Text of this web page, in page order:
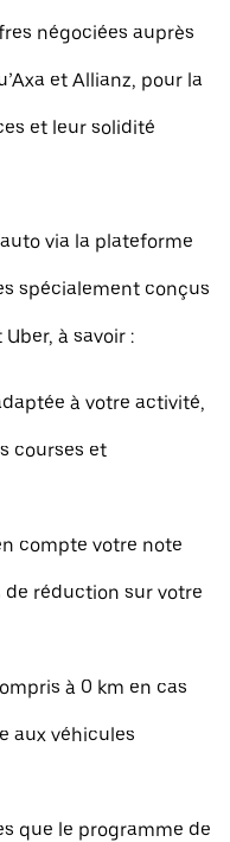
négociées auprès
et Allianz, pour la
et leur solidité
via la plateforme
spécialement conçus
à savoir :
à votre activité,
courses et
compte votre note
de réduction sur votre
à 0 km en cas
aux véhicules
que le programme de